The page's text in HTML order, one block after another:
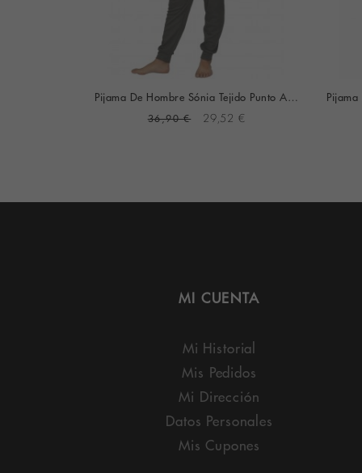
Pijama De Hombre Sónia Tejido Punto Afelpado Estampado New York (Granate)
36,90 € 29,52 €
MI CUENTA
Mi Historial
Mis Pedidos
Mi Dirección
Datos Personales
Mis Cupones